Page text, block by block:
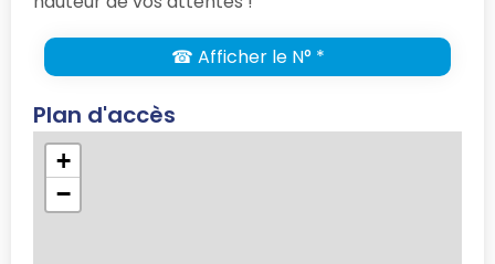
☎ Afficher le N° *
Plan d'accès
+
−